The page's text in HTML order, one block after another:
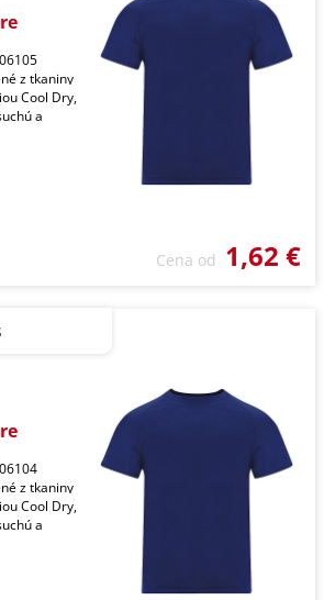
z tkaniny
Cool Dry,
a
Cena od 1,62 €
z tkaniny
Cool Dry,
a